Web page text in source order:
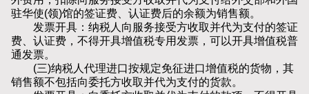
驻华使(领)馆的签证费、认证费后的余额为销售额。
发票开具：纳税人向服务接受方收取并代为支付的签证
费、认证费，不得开具增值税专用发票，可以开具增值税普
通发票。
(三)纳税人代理进口按规定免征进口增值税的货物，其
销售额不包括向委托方收取并代为支付的货款。